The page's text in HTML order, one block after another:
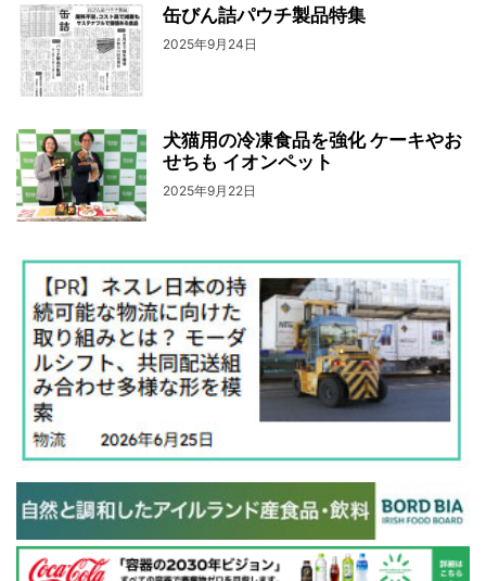
缶びん詰パウチ製品特集
2025年9月24日
犬猫用の冷凍食品を強化 ケーキやお
せちも イオンペット
2025年9月22日